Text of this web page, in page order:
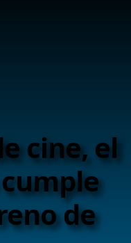
cine, el
de